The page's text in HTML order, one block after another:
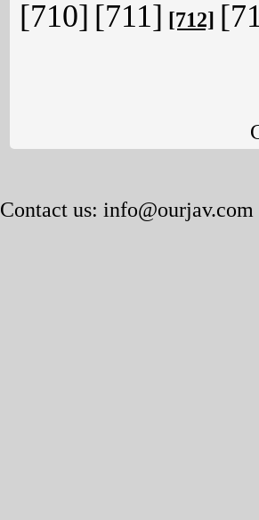
[710] [711] [712]
Contact us: info@ourjav.com